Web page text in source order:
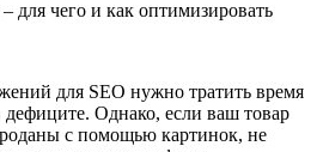
для SEO нужно тратить время
дефиците. Однако, если ваш товар
с помощью картинок, не